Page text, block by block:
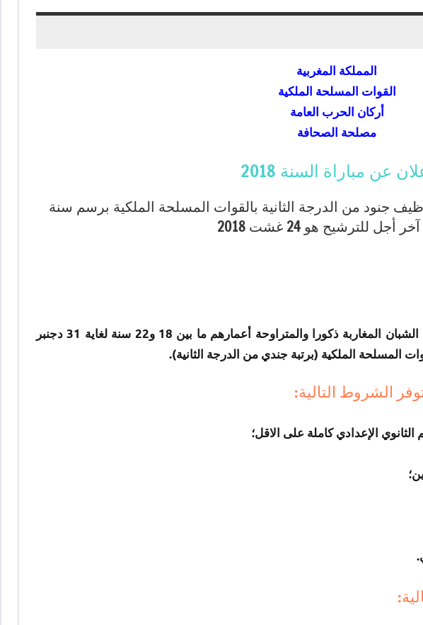
المملكة المغربية
القوات المسلحة الملكية
أركان الحرب العامة
مصلحة الصحافة
عن مباراة السنة 2018
جنود من الدرجة الثانية بالقوات المسلحة الملكية برسم سنة
تنظم القوات المسلحة الملكية مباراة لفائدة الشبان المغاربة ذكورا والمتراوحة أعمارهم ما بين 18 و22 سنة لغاية 31 دجنبر
الشروط التالية:
الإعدادي كاملة على الاقل؛